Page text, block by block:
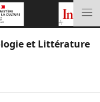
et Littérature